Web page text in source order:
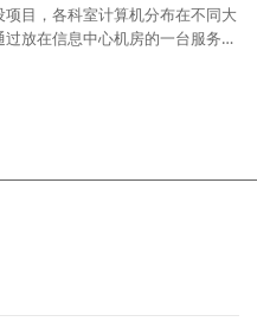
目，各科室计算机分布在不同大
放在信息中心机房的一台服务器
来病毒入侵，全网瘫痪，运维人
和清除病毒；科室机器常年不敢
正常使用；各科室计算机需连接